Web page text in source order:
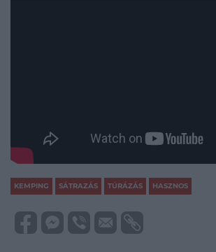
KEMPING SÁTRAZÁS TÚRÁZÁS HASZNOS